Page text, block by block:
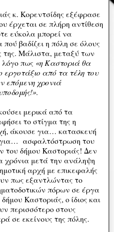
κ. Κορεντσίδης εξέφρασε
έρχεται σε πλήρη αντίθεση
εύκολα μπορεί να
βαδίζει η πόλη σε όλους
της. Μάλιστα, μεταξύ των
πως «η Καστοριά θα
από τα τέλη του
επόμενη χρονιά
μερικά από τα
το στίγμα της η
άκουσε για… κατασκευή
ασφαλτόστρωση του
του δήμου Καστοριάς! Δεν
χρόνια μετά την ανάληψη
αρχή με επικεφαλής
πως εξαντλώντας το
πόρων σε έργα
Καστοριάς, ο ίδιος και
περισσότερο στους
σε εκείνους της πόλης.